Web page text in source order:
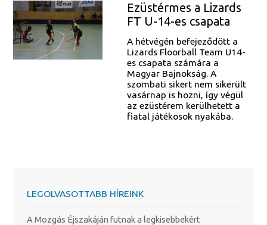
Ezüstérmes a Lizards
FT U-14-es csapata
A hétvégén befejeződött a
Lizards Floorball Team U14-
es csapata számára a
Magyar Bajnokság. A
szombati sikert nem sikerült
vasárnap is hozni, így végül
az ezüstérem kerülhetett a
fiatal játékosok nyakába.
LEGOLVASOTTABB HÍREINK
A Mozgás Éjszakáján futnak a legkisebbekért